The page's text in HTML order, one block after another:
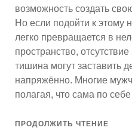
возможность создать
Но если подойти к этому
легко превращается в
пространство,
тишина могут заставить
напряжённо. Многие
полагая, что сама по
ПРОДОЛЖИТЬ ЧТЕНИЕ